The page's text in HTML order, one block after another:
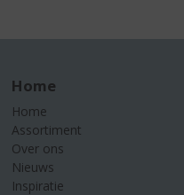
Home
Home
Assortiment
Over ons
Nieuws
Inspiratie